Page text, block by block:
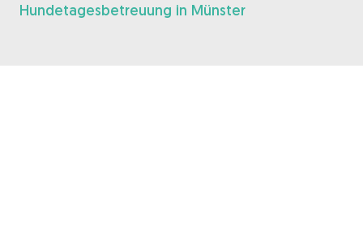
Hundetagesbetreuung in Münster